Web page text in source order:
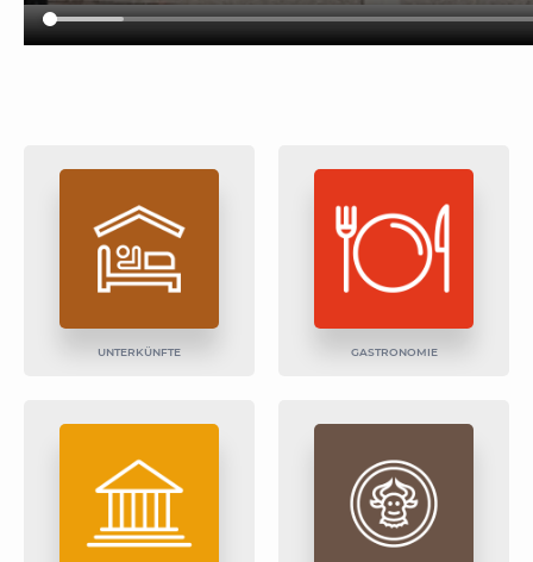
UNTERKÜNFTE GASTRONOMIE